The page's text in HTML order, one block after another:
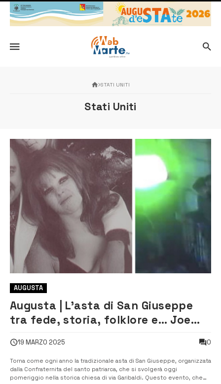
STATI UNITI
Stati Uniti
AUGUSTA
Augusta | L’asta di San Giuseppe
tra fede, storia, folklore e… Joe
19 MARZO 2025 0
Torna come ogni anno la tradizionale asta di San Giuseppe, organizzata
dalla Confraternita del santo patriarca, che si svolgerà oggi
pomeriggio nella storica chiesa di via Garibaldi. Questo evento, che